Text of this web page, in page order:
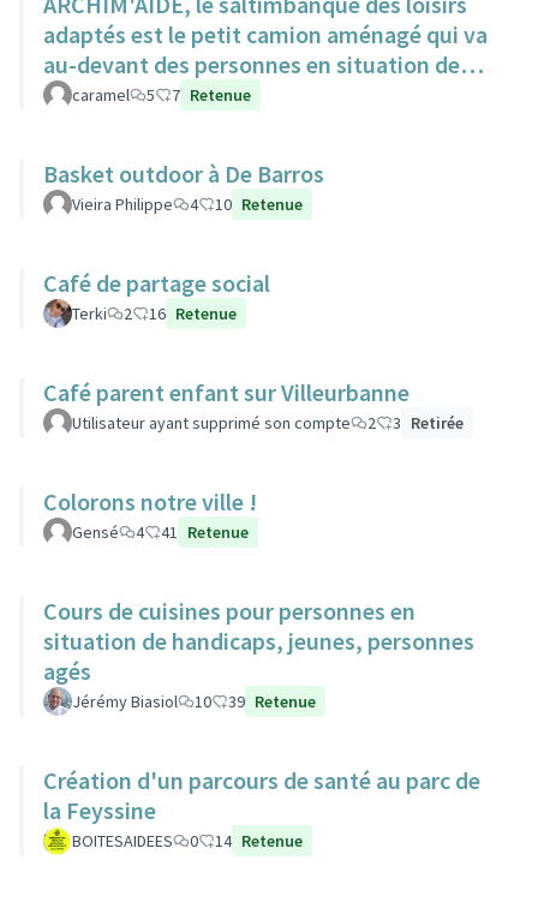
adaptés est le petit camion aménagé qui va
au-devant des personnes en situation de
handicap pour animations
caramel 5 7 Retenue
Basket outdoor à De Barros
Vieira Philippe 4 10 Retenue
Café de partage social
Terki 2 16 Retenue
Café parent enfant sur Villeurbanne
Utilisateur ayant supprimé son compte 2 3 Retirée
Colorons notre ville !
Gensé 4 41 Retenue
Cours de cuisines pour personnes en
situation de handicaps, jeunes, personnes
agés
Jérémy Biasiol 10 39 Retenue
Création d'un parcours de santé au parc de
la Feyssine
BOITESAIDEES 0 14 Retenue